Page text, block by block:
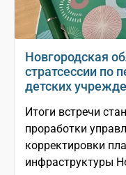
Новгородская
стратсессии по
детских
Итоги встречи
проработки
корректировки
инфраструктуры